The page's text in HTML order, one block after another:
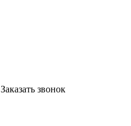
Заказать звонок